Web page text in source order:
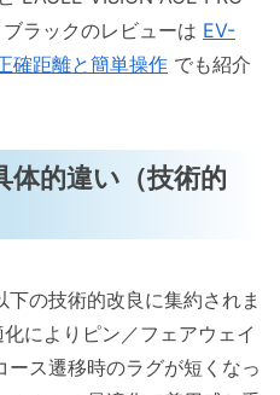
ラックのレビューは EV-
確距離と簡単操作 でも紹介
的違い（技術的
の技術的改良に集約されま
によりピン／フェアウェイ
ース遷移時のラグが短くなっ